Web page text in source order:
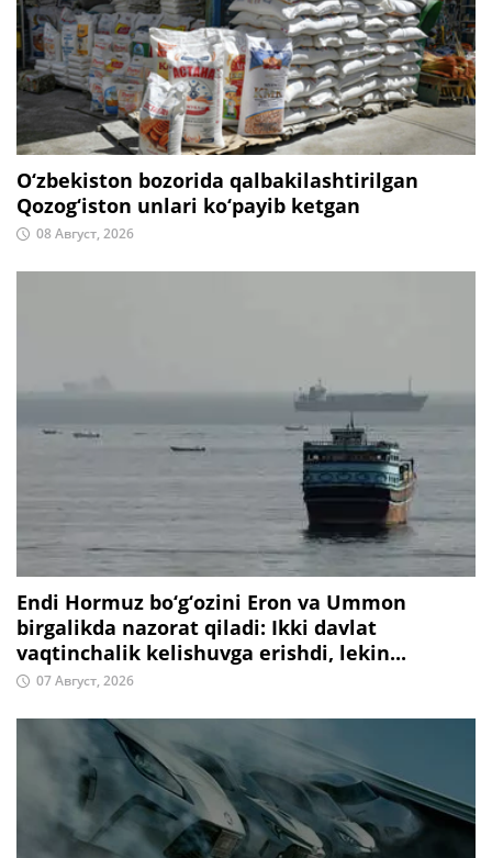
O‘zbekiston bozorida qalbakilashtirilgan
Qozog‘iston unlari ko‘payib ketgan
08 Август, 2026
Endi Hormuz bo‘g‘ozini Eron va Ummon
birgalikda nazorat qiladi: Ikki davlat
vaqtinchalik kelishuvga erishdi, lekin...
07 Август, 2026